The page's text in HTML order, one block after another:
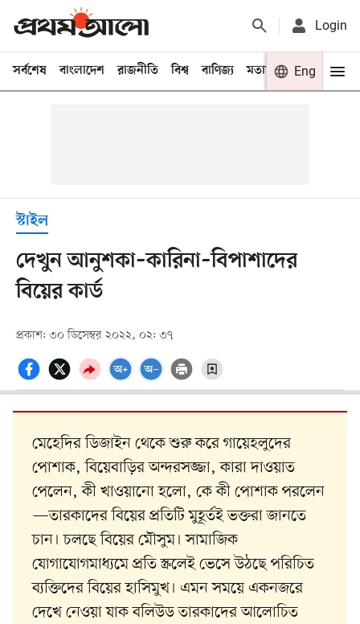
Login
সর্বশেষ বাংলাদেশ রাজনীতি বিশ্ব বাণিজ্য মতামত খেলা
Eng
স্টাইল
দেখুন আনুশকা–কারিনা–বিপাশাদের
বিয়ের কার্ড
প্রকাশ: ৩০ ডিসেম্বর ২০২২, ০২: ৩৭
মেহেদির ডিজাইন থেকে শুরু করে গায়েহলুদের
পোশাক, বিয়েবাড়ির অন্দরসজ্জা, কারা দাওয়াত
পেলেন, কী খাওয়ানো হলো, কে কী পোশাক পরলেন
—তারকাদের বিয়ের প্রতিটি মুহূর্তই ভক্তরা জানতে
চান। চলছে বিয়ের মৌসুম। সামাজিক
যোগাযোগমাধ্যমে প্রতি স্ক্রলেই ভেসে উঠছে পরিচিত
ব্যক্তিদের বিয়ের হাসিমুখ। এমন সময়ে একনজরে
দেখে নেওয়া যাক বলিউড তারকাদের আলোচিত